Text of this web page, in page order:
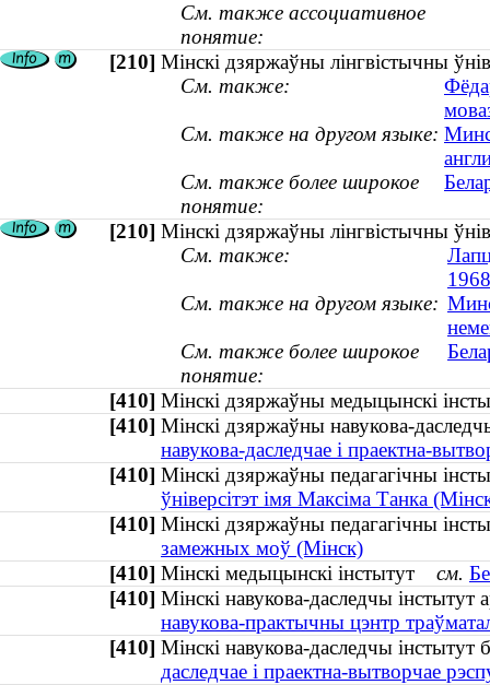
См. также ассоциативное
понятие:
[210] Мінскі дзяржаўны лінгвістычны
См. также:
См. также на другом языке:
См. также более широкое
понятие:
[210] Мінскі дзяржаўны лінгвістычны
См. также:
См. также на другом языке:
См. также более широкое
понятие:
[410] Мінскі дзяржаўны медыцынскі
[410] Мінскі дзяржаўны навукова-
навукова-даследчае і праектна-
[410] Мінскі дзяржаўны педагагічны
ўніверсітэт імя Максіма Танка
[410] Мінскі дзяржаўны педагагічны
замежных моў (Мінск)
[410] Мінскі медыцынскі інстытут см.
[410] Мінскі навукова-даследчы
навукова-практычны цэнтр
[410] Мінскі навукова-даследчы
даследчае і праектна-вытворчае